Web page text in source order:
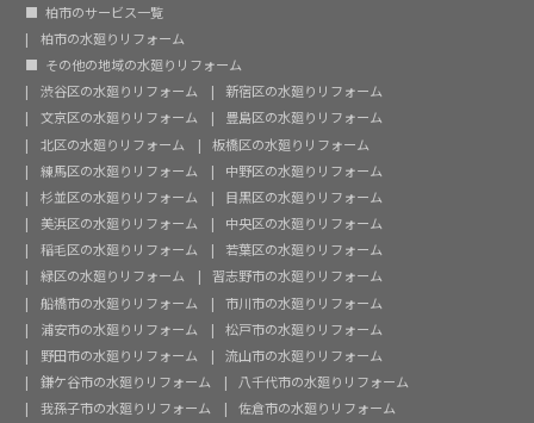
柏市のサービス一覧
柏市の水廻りリフォーム
その他の地域の水廻りリフォーム
渋谷区の水廻りリフォーム
新宿区の水廻りリフォーム
文京区の水廻りリフォーム
豊島区の水廻りリフォーム
北区の水廻りリフォーム
板橋区の水廻りリフォーム
練馬区の水廻りリフォーム
中野区の水廻りリフォーム
杉並区の水廻りリフォーム
目黒区の水廻りリフォーム
美浜区の水廻りリフォーム
中央区の水廻りリフォーム
稲毛区の水廻りリフォーム
若葉区の水廻りリフォーム
緑区の水廻りリフォーム
習志野市の水廻りリフォーム
船橋市の水廻りリフォーム
市川市の水廻りリフォーム
浦安市の水廻りリフォーム
松戸市の水廻りリフォーム
野田市の水廻りリフォーム
流山市の水廻りリフォーム
鎌ケ谷市の水廻りリフォーム
八千代市の水廻りリフォーム
我孫子市の水廻りリフォーム
佐倉市の水廻りリフォーム